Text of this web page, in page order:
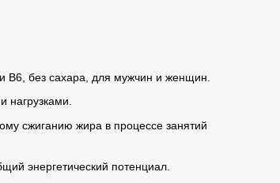
B6, без сахара, для мужчин и женщин.
нагрузками.
сжиганию жира в процессе занятий
энергетический потенциал.